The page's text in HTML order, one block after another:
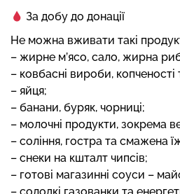
За добу до донації
Не можна вживати такі
– жирне м’ясо, сало, жирна
– ковбасні вироби,
– яйця;
– банани, буряк, чорниці;
– молочні продукти, зокрема
– соління, гостра та смажена
– снеки на кшталт чипсів;
– готові магазинні соуси –